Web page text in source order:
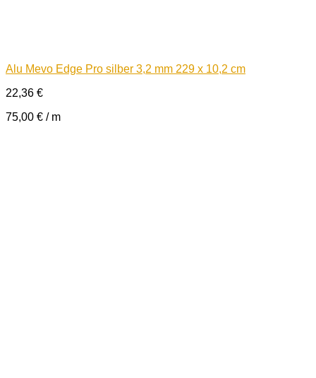
Alu Mevo Edge Pro silber 3,2 mm 229 x 10,2 cm
22,36 €
75,00 € / m